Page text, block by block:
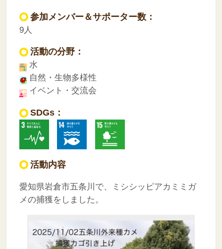
参加メンバー＆サポーター数：
9人
活動の分野：
水
自然・生物多様性
イベント・交流会
SDGs：
活動内容
愛知県岩倉市五条川で、ミシシッピアカミミガ
メの捕獲をしました。